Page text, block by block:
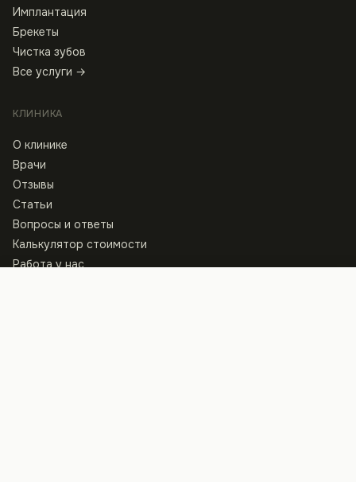
Имплантация
Брекеты
Чистка зубов
Все услуги →
КЛИНИКА
О клинике
Врачи
Отзывы
Статьи
Вопросы и ответы
Калькулятор стоимости
Работа у нас